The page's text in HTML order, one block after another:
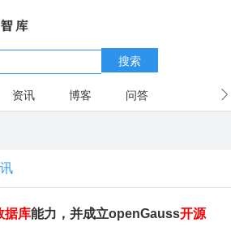
搜索
资讯 博客 问答
据库能力，并成立openGauss开源